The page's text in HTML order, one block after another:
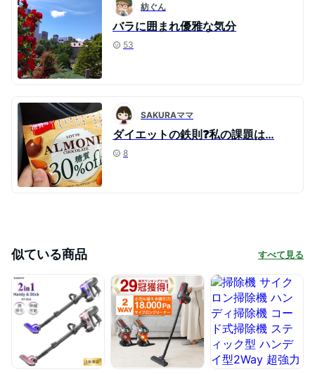
紡ぐん
バラに囲まれ優雅な気分
53
SAKURAママ
ダイエットの鉄則❓私の課題は…
8
似ている商品 すべて見る